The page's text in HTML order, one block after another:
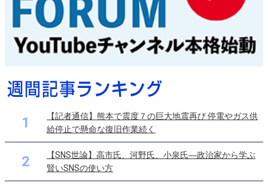
1
【記者通信】熊本で震度７の巨大地震再び 停電やガス供
給停止で懸命な復旧作業続く
2
【SNS世論】高市氏、河野氏、小泉氏―政治家から学ぶ
賢いSNSの使い方